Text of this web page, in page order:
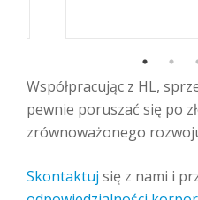
Współpracując z HL,
pewnie poruszać się po
zrównoważonego
Skontaktuj się z nami i